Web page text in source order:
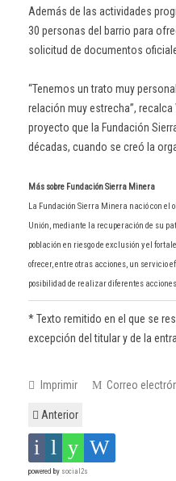
Además de las actividades
30 personas del barrio para
solicitud de documentos
“Tenemos un trato muy
relación muy estrecha”,
proyecto que la Fundación
décadas, cuando se creó la
Más sobre Fundación Sierra Minera
La Fundación Sierra Minera nació con el
Unión, mediante la recuperación de su
población en riesgo de exclusión y el
ofrecer, entre otras acciones, un servicio
posibilidad de realizar diferentes
* Texto remitido en el que se
excepción del titular y de la
Imprimir Correo
Anterior
powered by social2s